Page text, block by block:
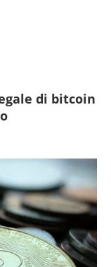
di bitcoin